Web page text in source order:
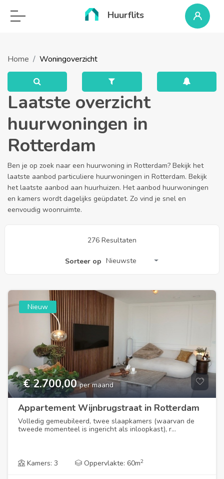
Huurflits
Home Woningoverzicht
Laatste overzicht
huurwoningen in
Rotterdam
Ben je op zoek naar een huurwoning in Rotterdam? Bekijk het
laatste aanbod particuliere huurwoningen in Rotterdam. Bekijk
het laatste aanbod aan huurhuizen. Het aanbod huurwoningen
en kamers wordt dagelijks geüpdatet. Zo vind je snel en
eenvoudig woonruimte.
276 Resultaten
Sorteer op Nieuwste
Nieuw
€ 2.700,00 per maand
Appartement Wijnbrugstraat in Rotterdam
Volledig gemeubileerd, twee slaapkamers (waarvan de
tweede momenteel is ingericht als inloopkast), r...
Kamers: 3 Oppervlakte: 60m2